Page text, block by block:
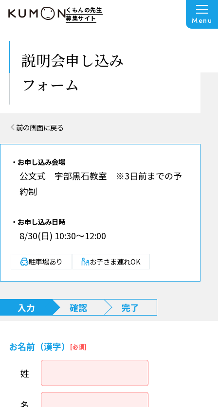
くもんの先生
募集サイト
Menu
説明会申し込み
フォーム
前の画面に戻る
お申し込み会場
公文式 宇部黒石教室 ※3日前までの予
約制
お申し込み日時
8/30(日) 10:30～12:00
駐車場あり お子さま連れOK
入力 確認 完了
お名前（漢字）
姓